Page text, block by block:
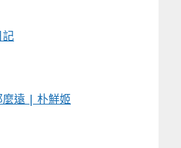
記
遠 | 朴鮮姬